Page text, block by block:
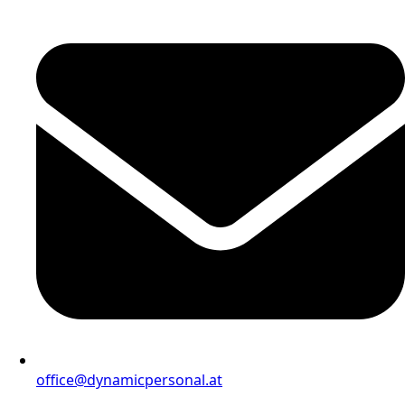
office@dynamicpersonal.at